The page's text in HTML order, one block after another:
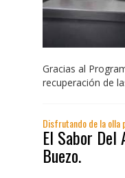
Gracias al
recuperación de
Disfrutando de la olla
El Sabor Del
Buezo.